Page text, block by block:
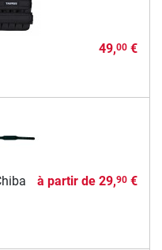
49,00€
à partir de 29,90€